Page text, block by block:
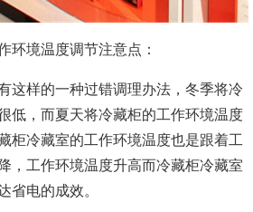
境温度调节注意点：
样的一种过错调理办法，冬季将冷
低，而夏天将冷藏柜的工作环境温度
柜冷藏室的工作环境温度也是跟着工
，工作环境温度升高而冷藏柜冷藏室
省电的成效。